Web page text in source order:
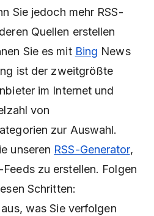
Sie jedoch mehr RSS-
Quellen erstellen
Sie es mit Bing News
ist der zweitgrößte
im Internet und
von
zur Auswahl.
unseren RSS-Generator,
Feeds zu erstellen. Folgen
Schritten:
aus, was Sie verfolgen